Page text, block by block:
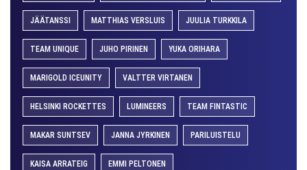
JÄÄTANSSI MATTHIAS VERSLUIS JUULIA TURKKILA
TEAM UNIQUE JUHO PIRINEN YUKA ORIHARA
MARIGOLD ICEUNITY VALTTER VIRTANEN
HELSINKI ROCKETTES LUMINEERS TEAM FINTASTIC
MAKAR SUNTSEV JANNA JYRKINEN PARILUISTELU
KAISA ARRATEIG EMMI PELTONEN